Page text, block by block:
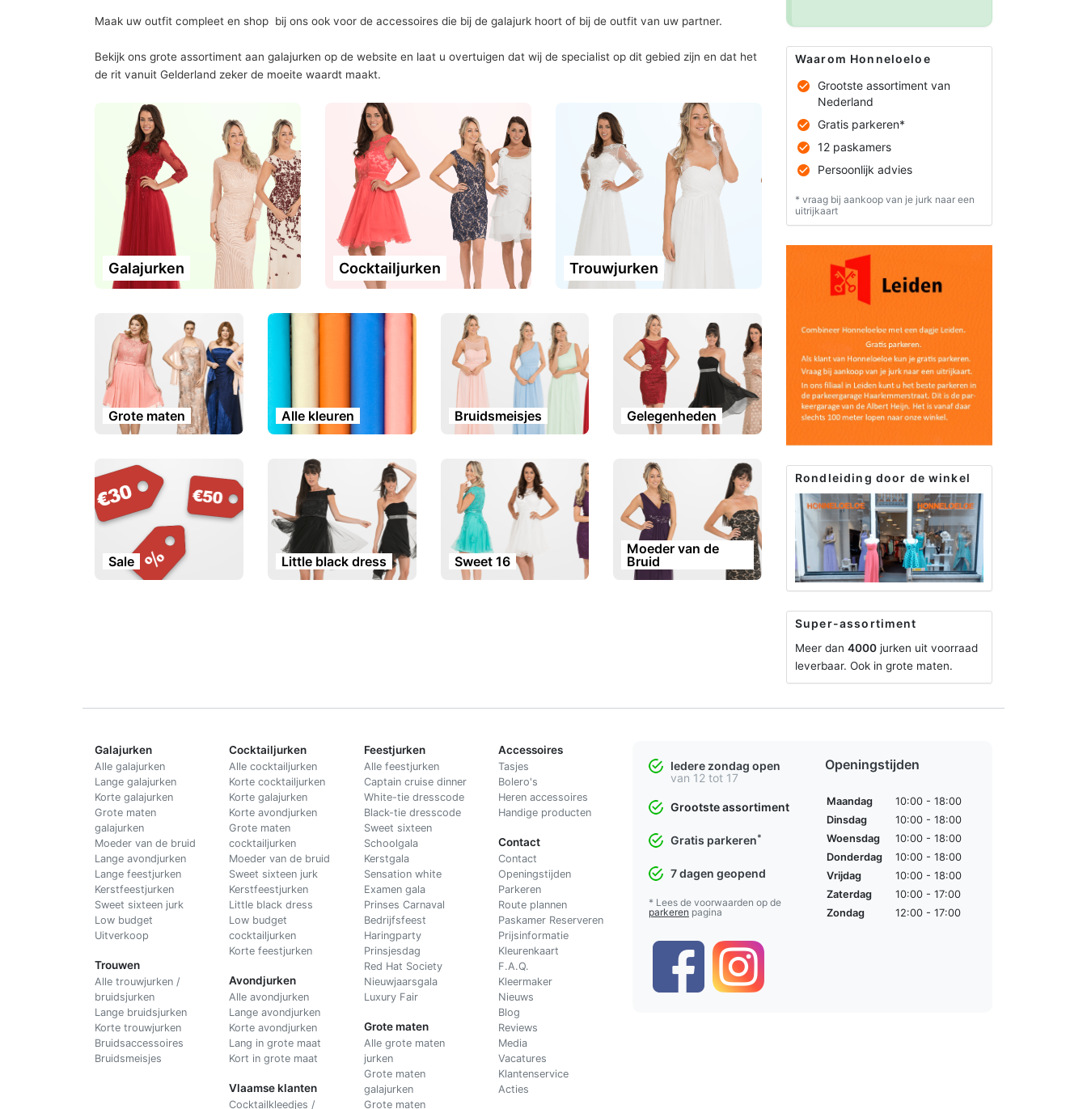
Maak uw outfit compleet en shop bij ons ook voor de accessoires die bij de galajurk hoort of bij de outfit van uw partner.
Bekijk ons grote assortiment aan galajurken op de website en laat u overtuigen dat wij de specialist op dit gebied zijn en dat het
de rit vanuit Gelderland zeker de moeite waardt maakt.
Galajurken Cocktailjurken Trouwjurken
Grote maten Alle kleuren Bruidsmeisjes Gelegenheden
Sale Little black dress Sweet 16
Moeder van de
Bruid
Waarom Honneloeloe
Grootste assortiment van
Nederland
Gratis parkeren*
12 paskamers
Persoonlijk advies
* vraag bij aankoop van je jurk naar een
uitrijkaart
Rondleiding door de winkel
Super-assortiment
Meer dan 4000 jurken uit voorraad
leverbaar. Ook in grote maten.
Galajurken
Alle galajurken
Lange galajurken
Korte galajurken
Grote maten
galajurken
Moeder van de bruid
Lange avondjurken
Lange feestjurken
Kerstfeestjurken
Sweet sixteen jurk
Low budget
Uitverkoop
Trouwen
Alle trouwjurken /
bruidsjurken
Lange bruidsjurken
Korte trouwjurken
Bruidsaccessoires
Bruidsmeisjes
Cocktailjurken
Alle cocktailjurken
Korte cocktailjurken
Korte galajurken
Korte avondjurken
Grote maten
cocktailjurken
Moeder van de bruid
Sweet sixteen jurk
Kerstfeestjurken
Little black dress
Low budget
cocktailjurken
Korte feestjurken
Avondjurken
Alle avondjurken
Lange avondjurken
Korte avondjurken
Lang in grote maat
Kort in grote maat
Vlaamse klanten
Cocktailkleedjes /
Feestjurken
Alle feestjurken
Captain cruise dinner
White-tie dresscode
Black-tie dresscode
Sweet sixteen
Schoolgala
Kerstgala
Sensation white
Examen gala
Prinses Carnaval
Bedrijfsfeest
Haringparty
Prinsjesdag
Red Hat Society
Nieuwjaarsgala
Luxury Fair
Grote maten
Alle grote maten
jurken
Grote maten
galajurken
Grote maten
Accessoires
Tasjes
Bolero's
Heren accessoires
Handige producten
Contact
Contact
Openingstijden
Parkeren
Route plannen
Paskamer Reserveren
Prijsinformatie
Kleurenkaart
F.A.Q.
Kleermaker
Nieuws
Blog
Reviews
Media
Vacatures
Klantenservice
Acties
Iedere zondag open
van 12 tot 17
Grootste assortiment
Gratis parkeren*
7 dagen geopend
* Lees de voorwaarden op de
parkeren pagina
Openingstijden
Maandag
10:00 - 18:00
Dinsdag
10:00 - 18:00
Woensdag
10:00 - 18:00
Donderdag
10:00 - 18:00
Vrijdag
10:00 - 18:00
Zaterdag
10:00 - 17:00
Zondag
12:00 - 17:00